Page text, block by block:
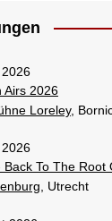
Airs 2026
Loreley,
To The Root
, Utrecht